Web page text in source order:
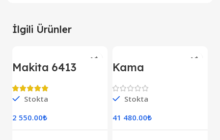
İlgili Ürünler
Makita 6413
Stokta
2 550.00₺
Kama
Kipor Dizel
Jeneratör Marşlı
Monofaze
Stokta
41 480.00₺